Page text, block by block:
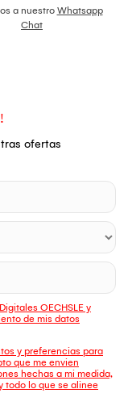
a nuestro Whatsapp
Chat
ofertas
OECHSLE y
de mis datos
y preferencias para
que me envien
hechas a mi medida,
todo lo que se alinee